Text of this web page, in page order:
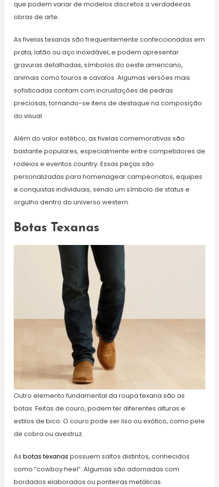
que podem variar de modelos discretos a verdadeiras
obras de arte.
As fivelas texanas são frequentemente confeccionadas em
prata, latão ou aço inoxidável, e podem apresentar
gravuras detalhadas, símbolos do oeste americano,
animais como touros e cavalos. Algumas versões mais
sofisticadas contam com incrustações de pedras
preciosas, tornando-se itens de destaque na composição
do visual.
Além do valor estético, as fivelas comemorativas são
bastante populares, especialmente entre competidores de
rodeios e eventos country. Essas peças são
personalizadas para homenagear campeonatos, equipes
e conquistas individuais, sendo um símbolo de status e
orgulho dentro do universo western.
Botas Texanas
Outro elemento fundamental da roupa texana são as
botas. Feitas de couro, podem ter diferentes alturas e
estilos de bico. O couro pode ser liso ou exótico, como pele
de cobra ou avestruz.
As botas texanas possuem saltos distintos, conhecidos
como “cowboy heel”. Algumas são adornadas com
bordados elaborados ou ponteiras metálicas.